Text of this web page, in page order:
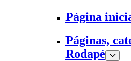
Página
Páginas,
Rodapé